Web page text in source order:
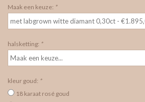
Maak een keuze: *
halsketting: *
kleur goud: *
18 karaat rosé goud